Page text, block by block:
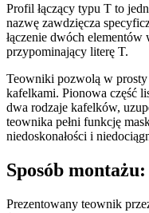
Profil łączący typu T to
nazwę zawdzięcza
łączenie dwóch
przypominający literę T.
Teowniki pozwolą w prosty
kafelkami. Pionowa część
dwa rodzaje kafelków,
teownika pełni funkcję
niedoskonałości i
Sposób montażu:
Prezentowany teownik